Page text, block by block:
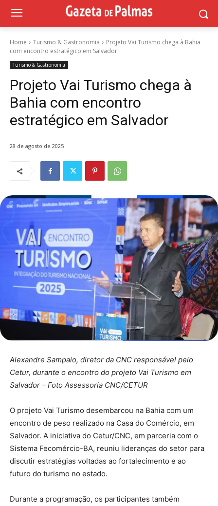
Home Turismo & Gastronomia
Projeto Vai Turismo chega à Bahia
com encontro estratégico em Salvador
Turismo & Gastronomia
Projeto Vai Turismo chega à
Bahia com encontro
estratégico em Salvador
28 de agosto de 2025
Alexandre Sampaio, diretor da CNC responsável pelo
Cetur, durante o encontro do projeto Vai Turismo em
Salvador – Foto Assessoria CNC/CETUR
O projeto Vai Turismo desembarcou na Bahia com um
encontro de peso realizado na Casa do Comércio, em
Salvador. A iniciativa do Cetur/CNC, em parceria com o
Sistema Fecomércio-BA, reuniu lideranças do setor para
discutir estratégias voltadas ao fortalecimento e ao
futuro do turismo no estado.
Durante a programação, os participantes também